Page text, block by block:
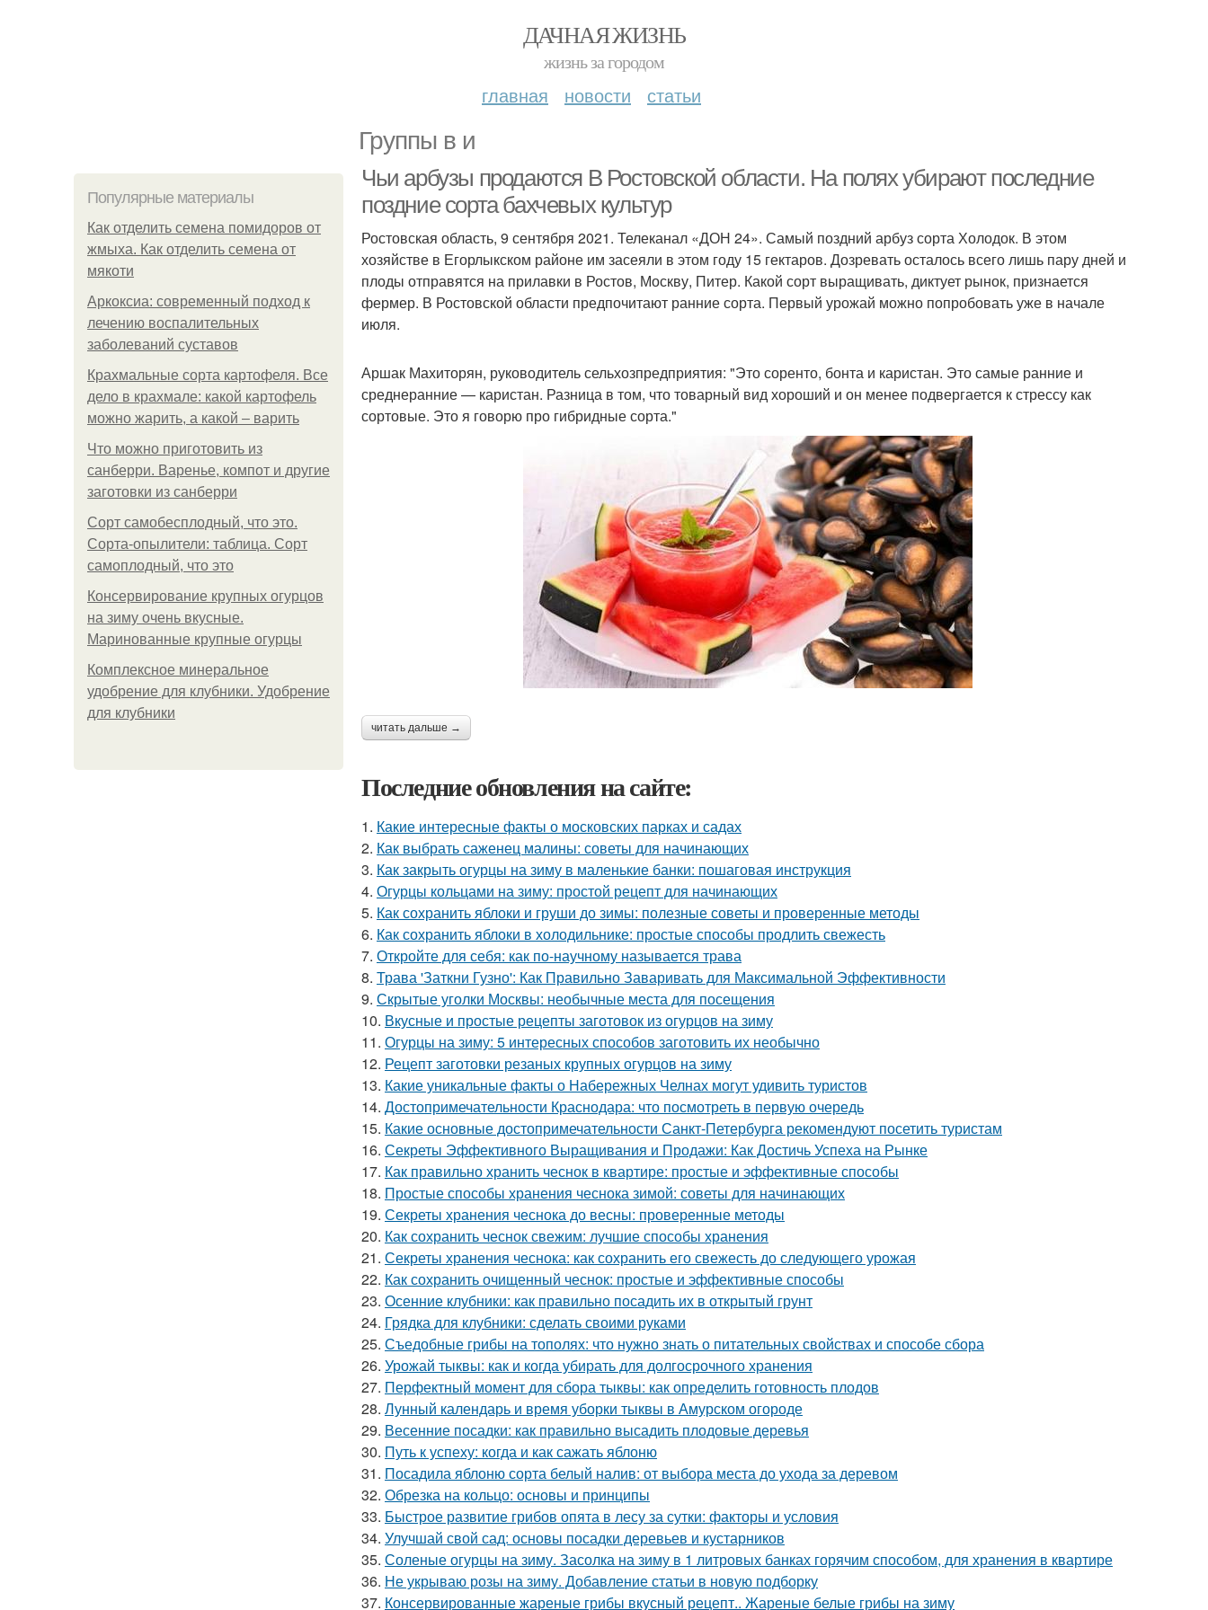
ДАЧНАЯ ЖИЗНЬ
жизнь за городом
главная новости статьи
Группы в и
Популярные материалы
Как отделить семена помидоров от
жмыха. Как отделить семена от
мякоти
Аркоксиа: современный подход к
лечению воспалительных
заболеваний суставов
Крахмальные сорта картофеля. Все
дело в крахмале: какой картофель
можно жарить, а какой – варить
Что можно приготовить из
санберри. Варенье, компот и другие
заготовки из санберри
Сорт самобесплодный, что это.
Сорта-опылители: таблица. Сорт
самоплодный, что это
Консервирование крупных огурцов
на зиму очень вкусные.
Маринованные крупные огурцы
Комплексное минеральное
удобрение для клубники. Удобрение
для клубники
Чьи арбузы продаются В Ростовской области. На полях убирают последние
поздние сорта бахчевых культур
Ростовская область, 9 сентября 2021. Телеканал «ДОН 24». Самый поздний арбуз сорта Холодок. В этом
хозяйстве в Егорлыкском районе им засеяли в этом году 15 гектаров. Дозревать осталось всего лишь пару дней и
плоды отправятся на прилавки в Ростов, Москву, Питер. Какой сорт выращивать, диктует рынок, признается
фермер. В Ростовской области предпочитают ранние сорта. Первый урожай можно попробовать уже в начале
июля.
Аршак Махиторян, руководитель сельхозпредприятия: "Это соренто, бонта и каристан. Это самые ранние и
среднеранние — каристан. Разница в том, что товарный вид хороший и он менее подвергается к стрессу как
сортовые. Это я говорю про гибридные сорта."
читать дальше →
Последние обновления на сайте:
1. Какие интересные факты о московских парках и садах
2. Как выбрать саженец малины: советы для начинающих
3. Как закрыть огурцы на зиму в маленькие банки: пошаговая инструкция
4. Огурцы кольцами на зиму: простой рецепт для начинающих
5. Как сохранить яблоки и груши до зимы: полезные советы и проверенные методы
6. Как сохранить яблоки в холодильнике: простые способы продлить свежесть
7. Откройте для себя: как по-научному называется трава
8. Трава 'Заткни Гузно': Как Правильно Заваривать для Максимальной Эффективности
9. Скрытые уголки Москвы: необычные места для посещения
10. Вкусные и простые рецепты заготовок из огурцов на зиму
11. Огурцы на зиму: 5 интересных способов заготовить их необычно
12. Рецепт заготовки резаных крупных огурцов на зиму
13. Какие уникальные факты о Набережных Челнах могут удивить туристов
14. Достопримечательности Краснодара: что посмотреть в первую очередь
15. Какие основные достопримечательности Санкт-Петербурга рекомендуют посетить туристам
16. Секреты Эффективного Выращивания и Продажи: Как Достичь Успеха на Рынке
17. Как правильно хранить чеснок в квартире: простые и эффективные способы
18. Простые способы хранения чеснока зимой: советы для начинающих
19. Секреты хранения чеснока до весны: проверенные методы
20. Как сохранить чеснок свежим: лучшие способы хранения
21. Секреты хранения чеснока: как сохранить его свежесть до следующего урожая
22. Как сохранить очищенный чеснок: простые и эффективные способы
23. Осенние клубники: как правильно посадить их в открытый грунт
24. Грядка для клубники: сделать своими руками
25. Съедобные грибы на тополях: что нужно знать о питательных свойствах и способе сбора
26. Урожай тыквы: как и когда убирать для долгосрочного хранения
27. Перфектный момент для сбора тыквы: как определить готовность плодов
28. Лунный календарь и время уборки тыквы в Амурском огороде
29. Весенние посадки: как правильно высадить плодовые деревья
30. Путь к успеху: когда и как сажать яблоню
31. Посадила яблоню сорта белый налив: от выбора места до ухода за деревом
32. Обрезка на кольцо: основы и принципы
33. Быстрое развитие грибов опята в лесу за сутки: факторы и условия
34. Улучшай свой сад: основы посадки деревьев и кустарников
35. Соленые огурцы на зиму. Засолка на зиму в 1 литровых банках горячим способом, для хранения в квартире
36. Не укрываю розы на зиму. Добавление статьи в новую подборку
37. Консервированные жареные грибы вкусный рецепт.. Жареные белые грибы на зиму